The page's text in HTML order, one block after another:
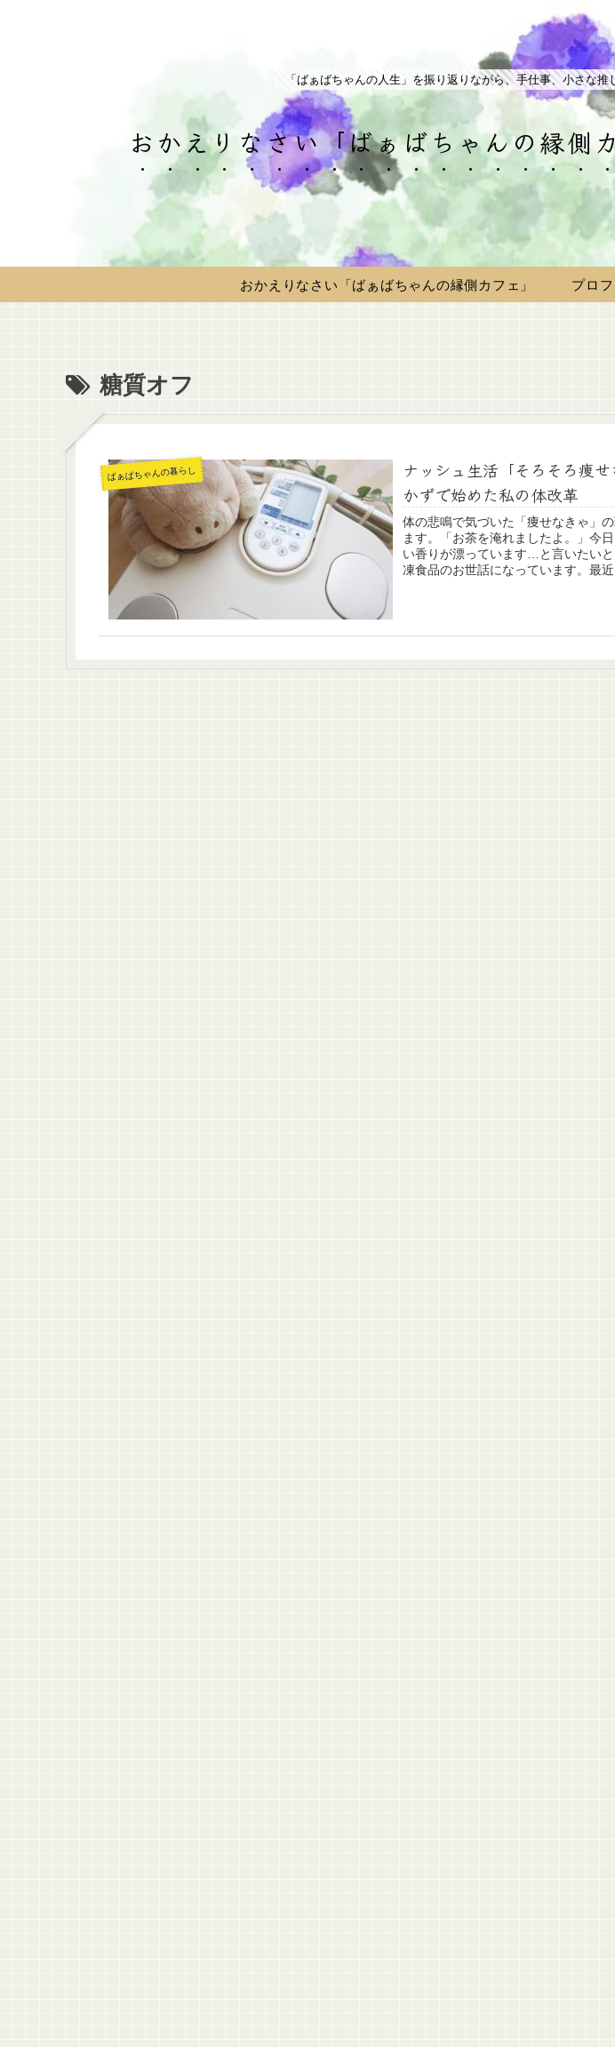
「ばぁばちゃんの人生」を振り返りながら、手仕事、小さな
おかえりなさい「ばぁばちゃんの縁
おかえりなさい「ばぁばちゃんの縁側カフェ」 プロ
糖質オフ
ばぁばちゃんの暮らし
ナッシュ生活「そろそろ痩
かずで始めた私の体改革
体の悲鳴で気づいた「痩せなきゃ」
ます。「お茶を淹れましたよ。」今
い香りが漂っています…と言いたい
凍食品のお世話になっています。最近